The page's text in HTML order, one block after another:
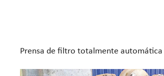
Prensa de filtro totalmente automática